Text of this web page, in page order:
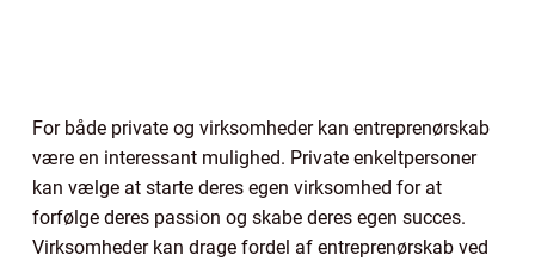
For både private og virksomheder kan entreprenørskab
være en interessant mulighed. Private enkeltpersoner
kan vælge at starte deres egen virksomhed for at
forfølge deres passion og skabe deres egen succes.
Virksomheder kan drage fordel af entreprenørskab ved